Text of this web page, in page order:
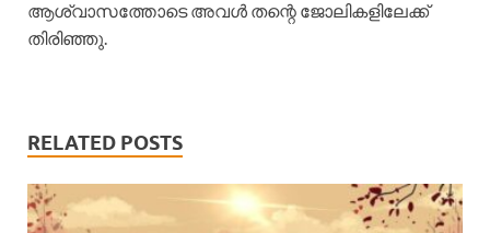
ആശ്വാസത്തോടെ അവൾ തന്റെ ജോലികളിലേക്ക്
തിരിഞ്ഞു.
RELATED POSTS